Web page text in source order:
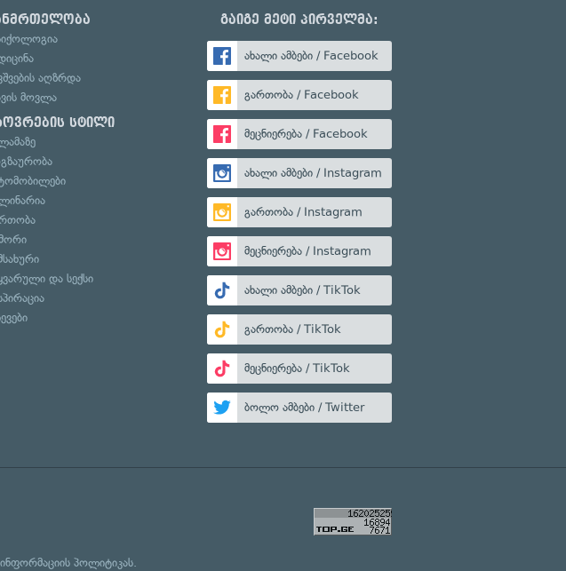
აღზრდა
მოვლა
სტილი
და სექსი
გაიგე მეტი პირველმა:
ახალი ამბები / Facebook
გართობა / Facebook
მეცნიერება / Facebook
ახალი ამბები / Instagram
გართობა / Instagram
მეცნიერება / Instagram
ახალი ამბები / TikTok
გართობა / TikTok
მეცნიერება / TikTok
ბოლო ამბები / Twitter
პოლიტიკას